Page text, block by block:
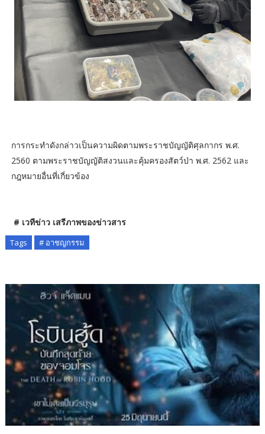
การกระทำดังกล่าวเป็นความผิดตามพระราชบัญญัติศุลกากร พ.ศ.
2560 ตามพระราชบัญญัติสงวนและคุ้มครองสัตว์ป่า พ.ศ. 2562 และ
กฎหมายอื่นที่เกี่ยวข้อง
# เวทีข่าว เสรีภาพของข่าวสาร
Tags # อาชญกรรม